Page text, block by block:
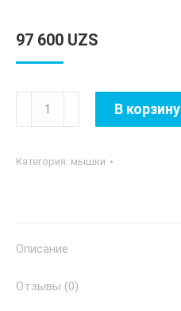
97 600 UZS
Количество
товара
M930
Mouse
В корзину
Категория: мышки
Описание
Отзывы (0)